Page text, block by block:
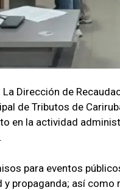
La Dirección de
de Tributos de
en la actividad
para eventos
propaganda; así